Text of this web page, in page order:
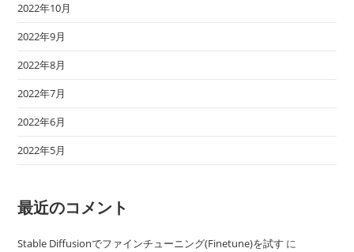
2022年10月
2022年9月
2022年8月
2022年7月
2022年6月
2022年5月
最近のコメント
Stable Diffusionでファインチューニング(Finetune)を試す に